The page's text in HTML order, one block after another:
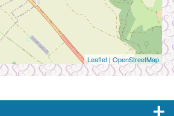
Leaflet | OpenStreetMap